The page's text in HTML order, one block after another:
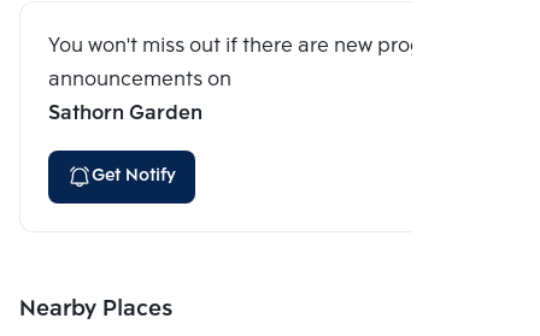
You won't miss out if there are new program
announcements on
Sathorn Garden
Get Notify
Nearby Places